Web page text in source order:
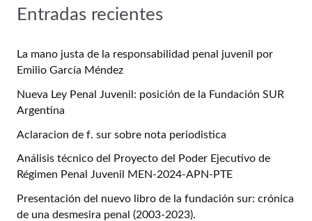
Entradas recientes
La mano justa de la responsabilidad penal juvenil por
Emilio García Méndez
Nueva Ley Penal Juvenil: posición de la Fundación SUR
Argentina
Aclaracion de f. sur sobre nota periodistica
Análisis técnico del Proyecto del Poder Ejecutivo de
Régimen Penal Juvenil MEN-2024-APN-PTE
Presentación del nuevo libro de la fundación sur: crónica
de una desmesira penal (2003-2023).